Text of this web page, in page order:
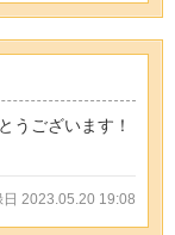
うございます！
日 2023.05.20 19:08